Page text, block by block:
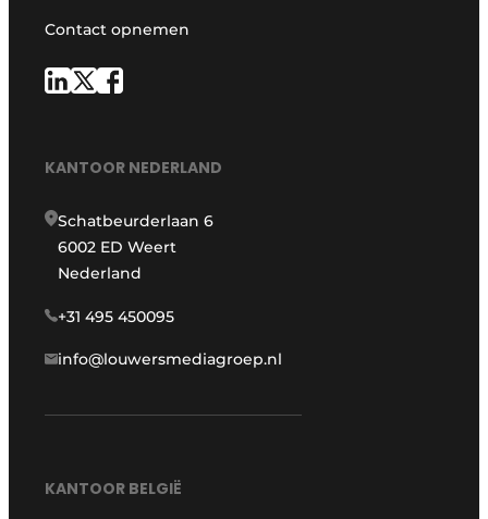
Contact opnemen
KANTOOR NEDERLAND
Schatbeurderlaan 6
6002 ED Weert
Nederland
+31 495 450095
info@louwersmediagroep.nl
KANTOOR BELGIË